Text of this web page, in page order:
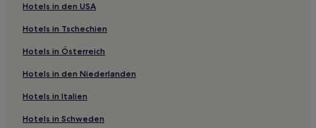
Shepherdswell Hotels
Hotels nahe Greenfields Shooting Grounds
Hotels nahe Bahnhof Canterbury East
Hotels nahe RAF Manston History Museum
Cliftonville Hotels
Ospringe Hotels
Hotels in den USA
Hotels in Tschechien
Hotels in Österreich
Hotels in den Niederlanden
Hotels in Italien
Hotels in Schweden